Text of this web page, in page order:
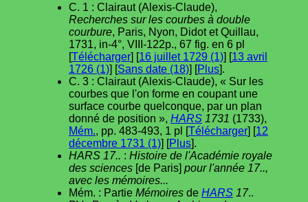
C. 1 : Clairaut (Alexis-Claude),
Recherches sur les courbes à double
courbure, Paris, Nyon, Didot et Quillau,
1731, in-4°, VIII-122p., 67 fig. en 6 pl
[Télécharger] [16 juillet 1729 (1)] [13 avril
1726 (1)] [Sans date (18)] [Plus].
C. 3 : Clairaut (Alexis-Claude), « Sur les
courbes que l'on forme en coupant une
surface courbe quelconque, par un plan
donné de position », HARS 1731 (1733),
Mém., pp. 483-493, 1 pl [Télécharger] [12
décembre 1731 (1)] [Plus].
HARS 17.. : Histoire de l'Académie royale
des sciences [de Paris] pour l'année 17..,
avec les mémoires...
Mém. : Partie Mémoires de HARS 17..